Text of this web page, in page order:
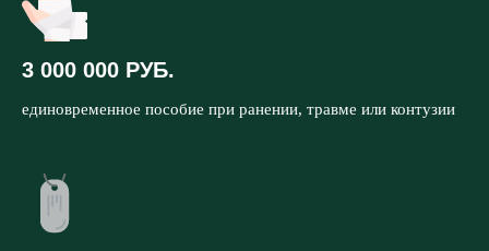
3 000 000 РУБ.
единовременное пособие при ранении, травме или контузии